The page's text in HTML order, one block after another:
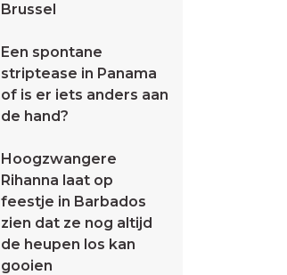
Brussel
Een spontane
striptease in Panama
of is er iets anders aan
de hand?
Hoogzwangere
Rihanna laat op
feestje in Barbados
zien dat ze nog altijd
de heupen los kan
gooien